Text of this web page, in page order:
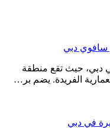
دبي، حيث تقع منطقة
الفريدة. يضم بر…
في دبي